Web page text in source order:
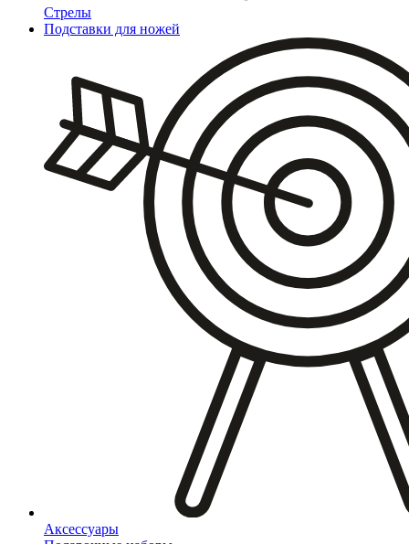
Стрелы
Подставки для ножей
Аксессуары